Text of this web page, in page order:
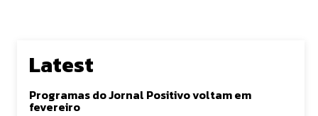
Latest
Programas do Jornal Positivo voltam em
fevereiro